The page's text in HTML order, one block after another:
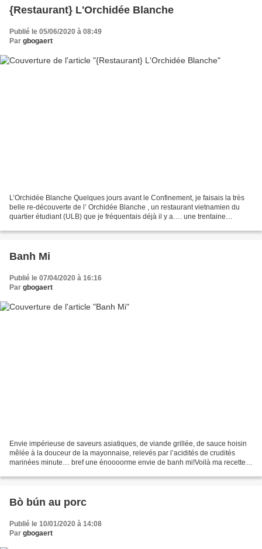
{Restaurant} L'Orchidée Blanche
Publié le 05/06/2020 à 08:49
Par gbogaert
L’Orchidée Blanche Quelques jours avant le Confinement, je faisais la très
belle re-découverte de l’ Orchidée Blanche , un restaurant vietnamien du
quartier étudiant (ULB) que je fréquentais déjà il y a…. une trentaine
Banh Mi
Publié le 07/04/2020 à 16:16
Par gbogaert
Envie impérieuse de saveurs asiatiques, de viande grillée, de sauce hoisin
mêlée à la douceur de la mayonnaise, relevés par l’acidités de crudités
marinées minute… bref une énoooorme envie de banh mi!Voilà ma recette
Bò bún au porc
Publié le 10/01/2020 à 14:08
Par gbogaert